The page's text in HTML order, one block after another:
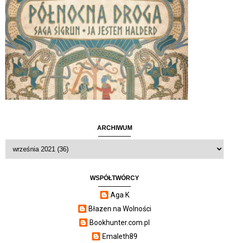
ARCHIWUM
WSPÓŁTWÓRCY
Aga K
Błazen na Wolności
Bookhunter.com.pl
Emaleth89